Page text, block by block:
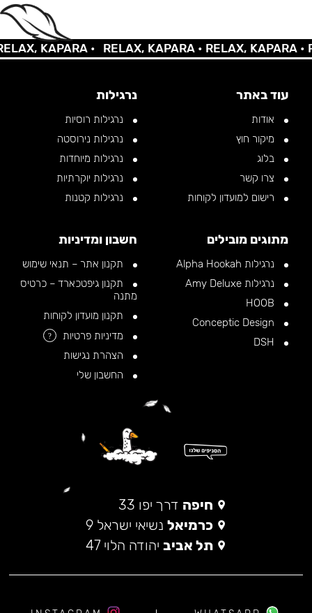
KAPARA • RELAX, KAPARA •RELAX, KAPARA •
עוד באתר
אודות
מיקור חוץ
בלוג
צרו קשר
רישום למועדון לקוחות
נרגילות
נרגילות רוסיות
נרגילות נירוסטה
נרגילות מיוחדות
נרגילות יוקרתיות
נרגילות קטנות
מתוגים מובילים
נרגילות Alpha Hookah
נרגילות Amy Deluxe
חשבון ומדיניות
תקנון אתר – תנאי שימוש
תקנון גיפטכארד – כרטיס
מתנה
תקנון מועדון לקוחות
מדיניות פרטיות
?
הצהרת נגישות
החשבון שלי
חיפה דרך יפו 33
כרמיאל נשיאי ישראל 9
תל אביב יהודה הלוי 47